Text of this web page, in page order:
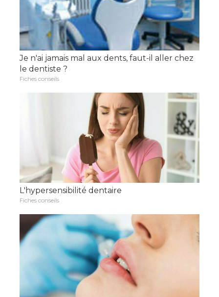
Je n'ai jamais mal aux dents, faut-il aller chez
le dentiste ?
Fiches conseils
L'hypersensibilité dentaire
Fiches conseils